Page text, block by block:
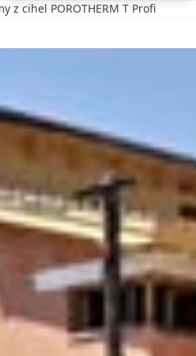
z cihel POROTHERM T Profi